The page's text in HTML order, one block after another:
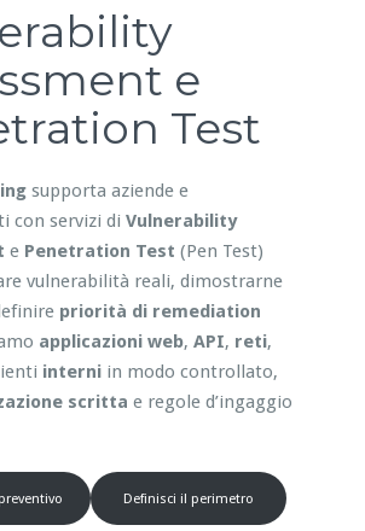
e
Test
supporta aziende e
con servizi di Vulnerability
e Penetration Test (Pen Test)
vulnerabilità reali, dimostrarne
priorità di remediation
applicazioni web, API, reti,
interniin modo controllato,
scritta e regole d’ingaggio
Definisci il perimetro